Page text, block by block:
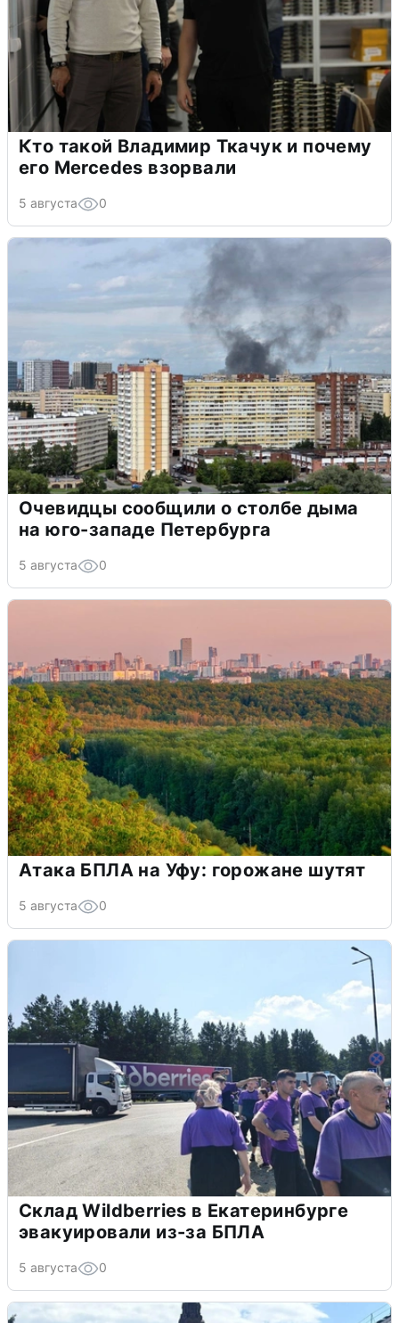
Кто такой Владимир Ткачук и почему
его Mercedes взорвали
5 августа 0
Очевидцы сообщили о столбе дыма
на юго-западе Петербурга
5 августа 0
Атака БПЛА на Уфу: горожане шутят
5 августа 0
Склад Wildberries в Екатеринбурге
эвакуировали из-за БПЛА
5 августа 0